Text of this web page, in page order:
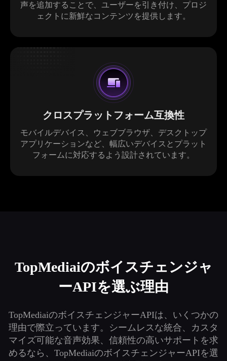
声を追加することで、ユーザーを引き付け、プロジ
ェクトに新鮮なコンテンツを提供します。
クロスプラットフォーム互換性
モバイルデバイス、ウェブブラウザ、デスクトップ
アプリケーションなど、幅広いデバイスとプラット
フォームに対応するよう設計されています。
TopMediaiのボイスチェンジャ
ーAPIを選ぶ理由
TopMediaiのボイスチェンジャーAPIは、いくつかの
理由で際立っています。シームレスな統合、カスタ
マイズ可能な音声効果、信頼性の高いサポートを求
めるなら、TopMediaiのボイスチェンジャーAPIを選